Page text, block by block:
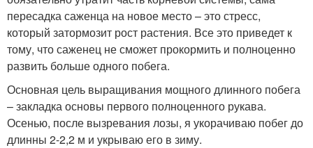
пересадка саженца на новое место – это стресс,
который затормозит рост растения. Все это приведет к
тому, что саженец не сможет прокормить и полноценно
развить больше одного побега.
Основная цель выращивания мощного длинного побега
– закладка основы первого полноценного рукава.
Осенью, после вызревания лозы, я укорачиваю побег до
длинны 2-2,2 м и укрываю его в зиму.